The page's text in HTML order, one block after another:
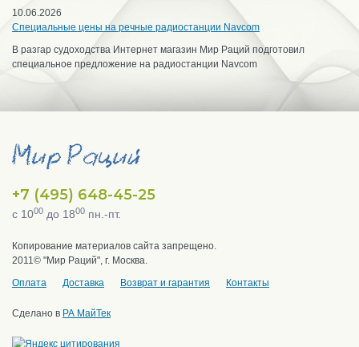
10.06.2026
Специальные цены на речные радиостанции Navcom
В разгар судоходства Интернет магазин Мир Раций подготовил
специальное предложение на радиостанции Navcom
+7 (495) 648-45-25
с 1000 до 1800 пн.-пт.
Копирование материалов сайта запрещено.
2011© "Мир Раций", г. Москва.
Оплата
Доставка Возврат и гарантия Контакты
Сделано в РА МайТек